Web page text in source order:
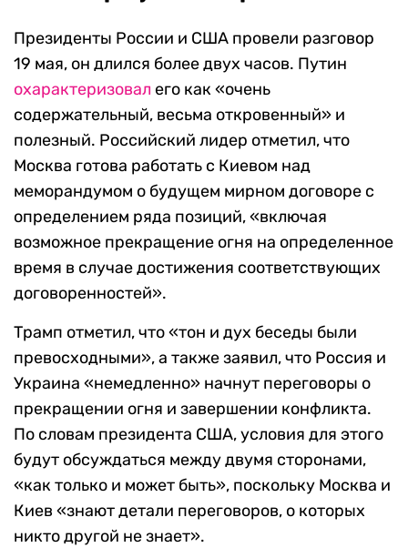
Президенты России и США провели разговор
19 мая, он длился более двух часов. Путин
охарактеризовал его как «очень
содержательный, весьма откровенный» и
полезный. Российский лидер отметил, что
Москва готова работать с Киевом над
меморандумом о будущем мирном договоре с
определением ряда позиций, «включая
возможное прекращение огня на определенное
время в случае достижения соответствующих
договоренностей».
Трамп отметил, что «тон и дух беседы были
превосходными», а также заявил, что Россия и
Украина «немедленно» начнут переговоры о
прекращении огня и завершении конфликта.
По словам президента США, условия для этого
будут обсуждаться между двумя сторонами,
«как только и может быть», поскольку Москва и
Киев «знают детали переговоров, о которых
никто другой не знает».